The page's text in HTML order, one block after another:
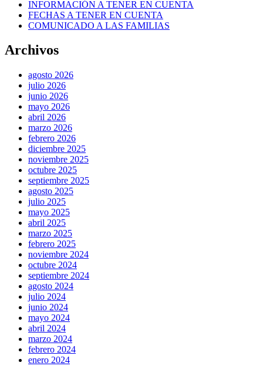
INFORMACIÓN A TENER EN CUENTA
FECHAS A TENER EN CUENTA
COMUNICADO A LAS FAMILIAS
Archivos
agosto 2026
julio 2026
junio 2026
mayo 2026
abril 2026
marzo 2026
febrero 2026
diciembre 2025
noviembre 2025
octubre 2025
septiembre 2025
agosto 2025
julio 2025
mayo 2025
abril 2025
marzo 2025
febrero 2025
noviembre 2024
octubre 2024
septiembre 2024
agosto 2024
julio 2024
junio 2024
mayo 2024
abril 2024
marzo 2024
febrero 2024
enero 2024